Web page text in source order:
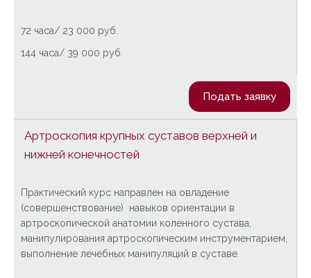
72 часа/ 23 000 руб.
144 часа/ 39 000 руб.
Подать заявку
Артроскопия крупных суставов верхней и
нижней конечностей
Практический курс направлен на овладение
(совершенствование) навыков ориентации в
артроскопической анатомии коленного сустава,
манипулирования артроскопическим инструментарием,
выполнение лечебных манипуляций в суставе.